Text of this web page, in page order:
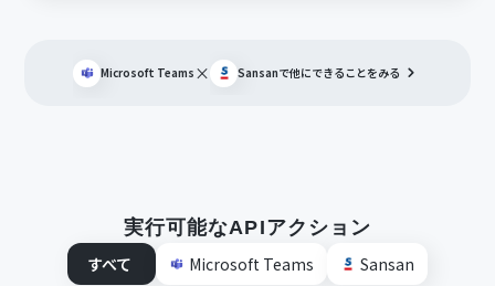
Microsoft Teams × Sansanで他にできることをみる
実行可能なAPIアクション
すべて
Microsoft Teams Sansan